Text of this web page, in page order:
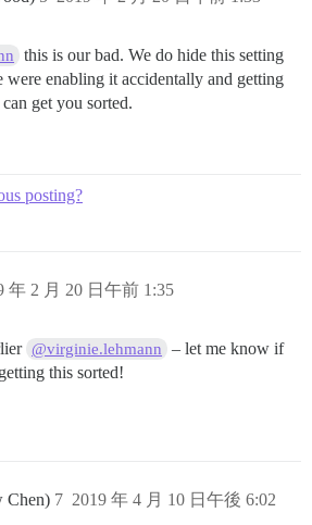
this is our bad. We do hide this setting
were enabling it accidentally and getting
can get you sorted.
posting?
年 2 月 20 日午前 1:35
@virginie.lehmann
– let me know if
this sorted!
Chen) 2019 年 4 月 10 日午後 6:02
7